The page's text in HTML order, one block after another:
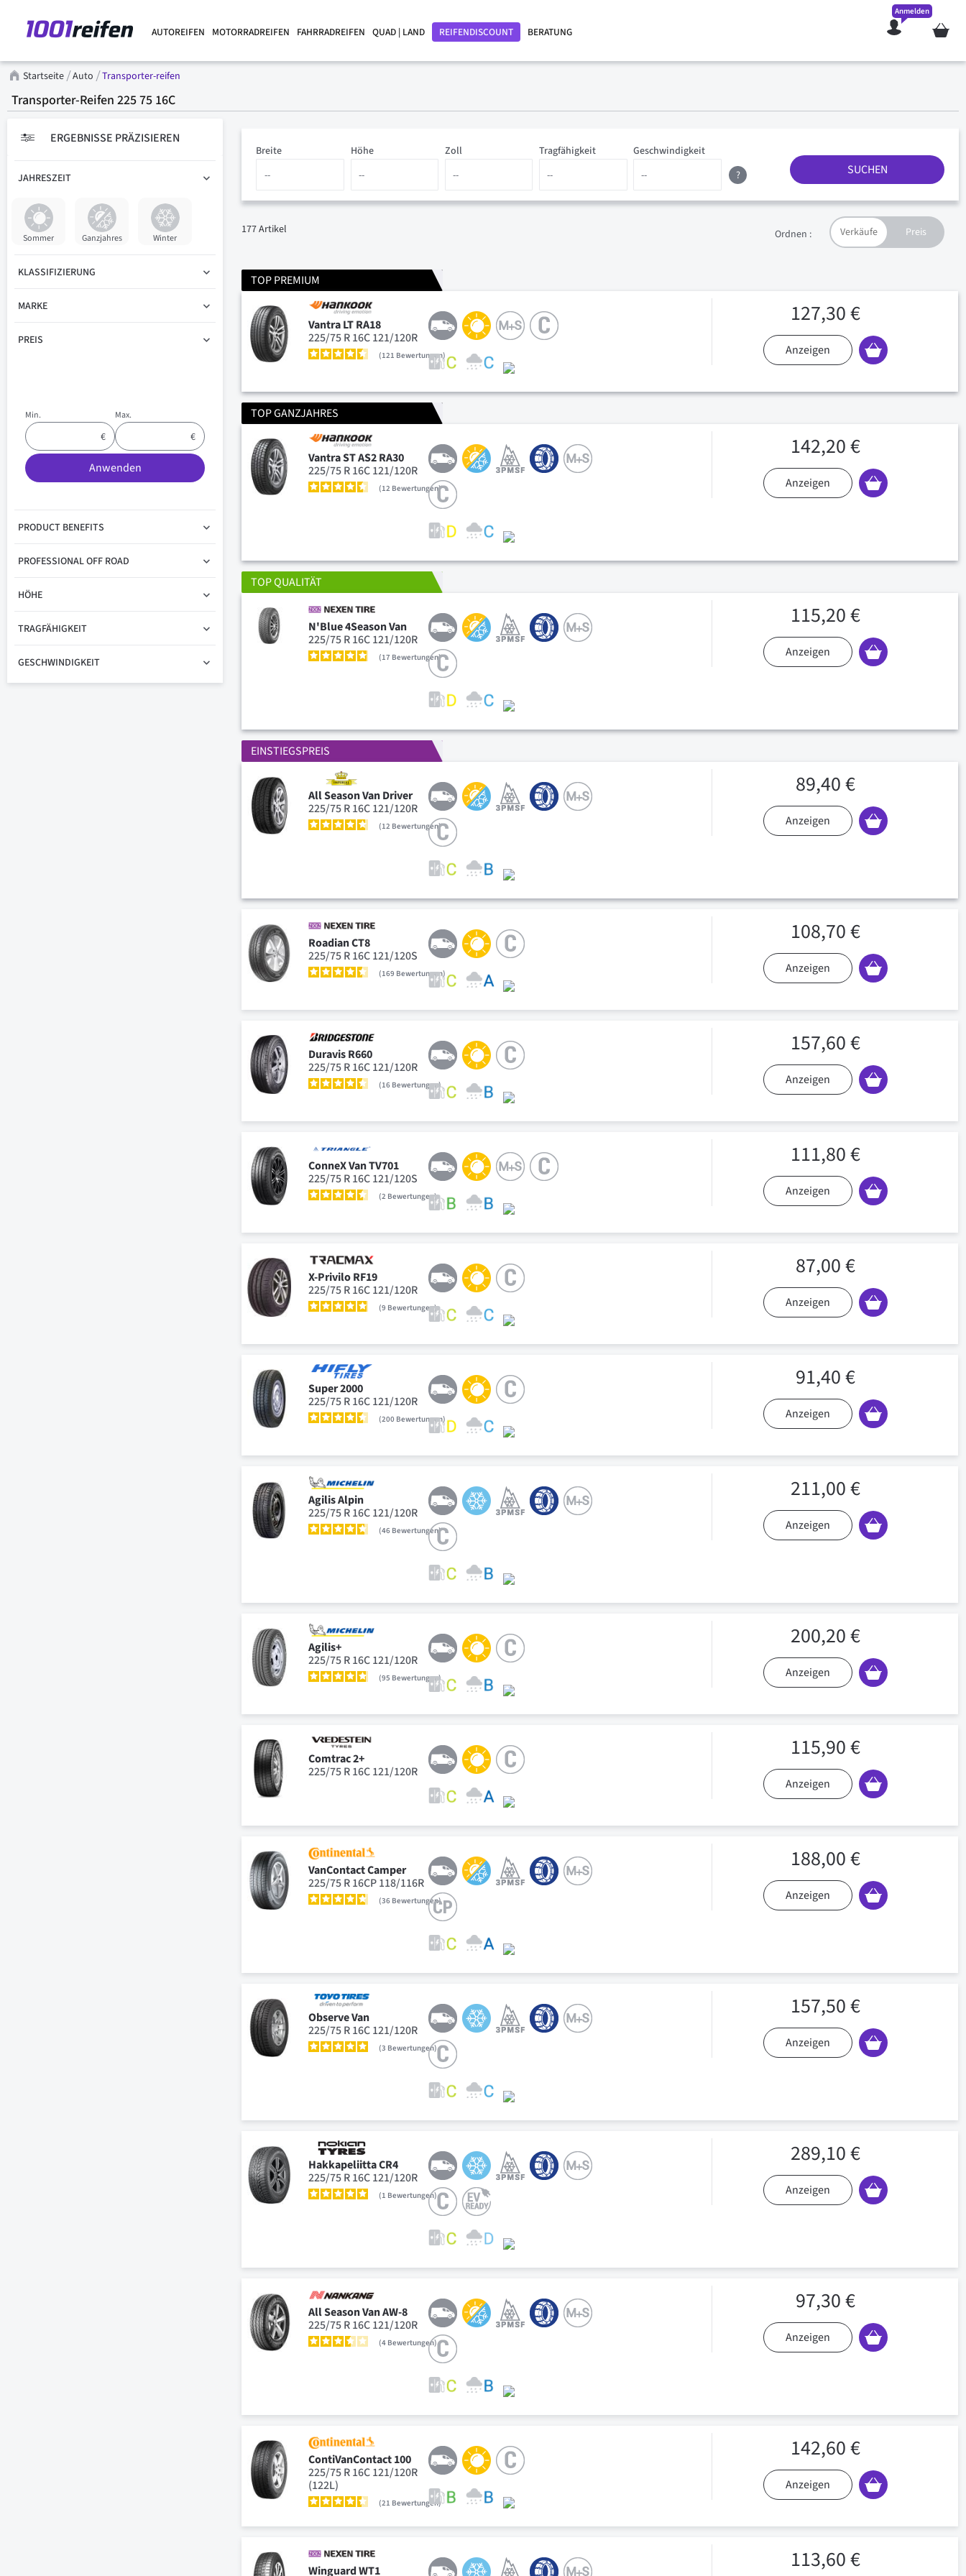
AUTOREIFEN MOTORRADREIFEN FAHRRADREIFEN QUAD | LAND REIFENDISCOUNT BERATUNG Mein
Anmelden
Startseite Auto Transporter-reifen
Transporter-Reifen 225 75 16C
Zoll
Höhe Tragfähigkeit Geschwindigkeit
Breite
?
SUCHEN
177Artikel Ordnen :
TOP PREMIUM
Vantra LT RA18
225/75 R 16C 121/120R
121 Bewertungen
127,30 €
Anzeigen
TOP GANZJAHRES
Vantra ST AS2 RA30
225/75 R 16C 121/120R
12 Bewertungen
142,20 €
Anzeigen
TOP QUALITÄT
N'Blue 4Season Van
225/75 R 16C 121/120R
17 Bewertungen
115,20 €
Anzeigen
EINSTIEGSPREIS
All Season Van Driver
225/75 R 16C 121/120R
12 Bewertungen
89,40 €
Anzeigen
Roadian CT8
225/75 R 16C 121/120S
169 Bewertungen
108,70 €
Anzeigen
Duravis R660
225/75 R 16C 121/120R
16 Bewertungen
157,60 €
Anzeigen
ConneX Van TV701
225/75 R 16C 121/120S
2 Bewertungen
111,80 €
Anzeigen
X-Privilo RF19
225/75 R 16C 121/120R
9 Bewertungen
87,00 €
Anzeigen
Super 2000
225/75 R 16C 121/120R
200 Bewertungen
91,40 €
Anzeigen
Agilis Alpin
225/75 R 16C 121/120R
46 Bewertungen
211,00 €
Anzeigen
Agilis+
225/75 R 16C 121/120R
95 Bewertungen
200,20 €
Anzeigen
Comtrac 2+
225/75 R 16C 121/120R
115,90 €
Anzeigen
VanContact Camper
225/75 R 16CP 118/116R
36 Bewertungen
188,00 €
Anzeigen
Observe Van
225/75 R 16C 121/120R
3 Bewertungen
157,50 €
Anzeigen
Hakkapeliitta CR4
225/75 R 16C 121/120R
1 Bewertungen
289,10 €
Anzeigen
All Season Van AW-8
225/75 R 16C 121/120R
4 Bewertungen
97,30 €
Anzeigen
ContiVanContact 100
225/75 R 16C 121/120R
(122L)
21 Bewertungen
142,60 €
Anzeigen
Winguard WT1
113,60 €
ERGEBNISSE PRÄZISIEREN
JAHRESZEIT
Sommer Ganzjahres Winter
KLASSIFIZIERUNG
MARKE
PREIS
Min. Max.
Anwenden
PRODUCT BENEFITS
PROFESSIONAL OFF ROAD
HÖHE
TRAGFÄHIGKEIT
GESCHWINDIGKEIT